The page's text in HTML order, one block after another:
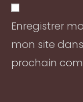
comment
URL
(optional)
Enregistrer
mon site
prochain